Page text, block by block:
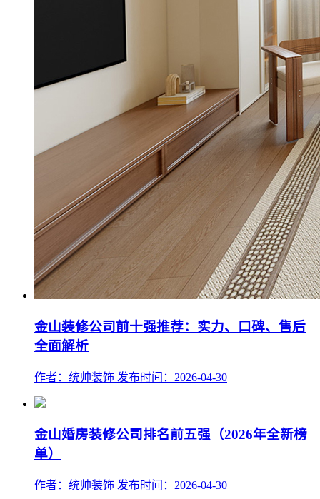
金山装修公司前十强推荐：实力、口碑、售后
全面解析
作者：统帅装饰 发布时间：2026-04-30
金山婚房装修公司排名前五强（2026年全新榜
单）
作者：统帅装饰 发布时间：2026-04-30